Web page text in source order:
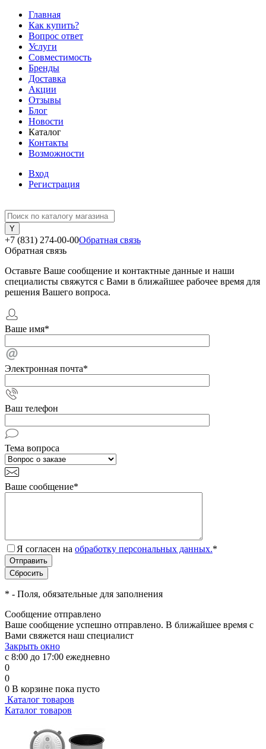
Главная
Как купить?
Вопрос ответ
Услуги
Совместимость
Бренды
Доставка
Акции
Отзывы
Блог
Новости
Каталог
Контакты
Возможности
Вход
Регистрация
+7 (831) 274-00-00Обратная связь
Обратная связь
Оставьте Ваше сообщение и контактные данные и наши
специалисты свяжутся с Вами в ближайшее рабочее время для
решения Вашего вопроса.
Ваше имя*
Электронная почта*
Ваш телефон
Тема вопроса
Ваше сообщение*
Я согласен на обработку персональных данных.*
* - Поля, обязательные для заполнения
Сообщение отправлено
Ваше сообщение успешно отправлено. В ближайшее время с
Вами свяжется наш специалист
Закрыть окно
с 8:00 до 17:00 ежедневно
0
0
0 В корзине пока пусто
Каталог товаров
Каталог товаров